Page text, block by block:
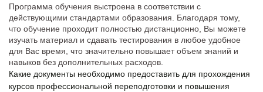
Программа обучения выстроена в соответствии с
действующими стандартами образования. Благодаря тому,
что обучение проходит полностью дистанционно, Вы можете
изучать материал и сдавать тестирования в любое удобное
для Вас время, что значительно повышает объем знаний и
навыков без дополнительных расходов.
Какие документы необходимо предоставить для прохождения
курсов профессиональной переподготовки и повышения